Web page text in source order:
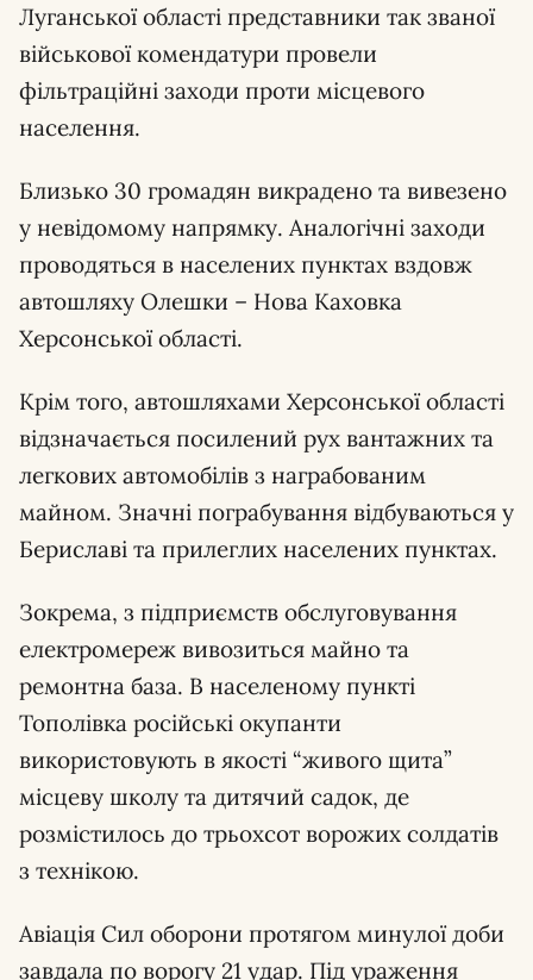
Луганської області представники так званої
військової комендатури провели
фільтраційні заходи проти місцевого
населення.
Близько 30 громадян викрадено та вивезено
у невідомому напрямку. Аналогічні заходи
проводяться в населених пунктах вздовж
автошляху Олешки – Нова Каховка
Херсонської області.
Крім того, автошляхами Херсонської області
відзначається посилений рух вантажних та
легкових автомобілів з награбованим
майном. Значні пограбування відбуваються у
Бериславі та прилеглих населених пунктах.
Зокрема, з підприємств обслуговування
електромереж вивозиться майно та
ремонтна база. В населеному пункті
Тополівка російські окупанти
використовують в якості “живого щита”
місцеву школу та дитячий садок, де
розмістилось до трьохсот ворожих солдатів
з технікою.
Авіація Сил оборони протягом минулої доби
завдала по ворогу 21 удар. Під ураження